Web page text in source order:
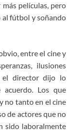
películas, pero
fútbol y soñando
entre el cine y
ilusiones
el director dijo lo
acuerdo. Los que
no tanto en el cine
de actores que no
sido laboralmente